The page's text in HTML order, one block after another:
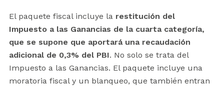
El paquete fiscal incluye larestitución del
Impuesto a las Ganancias de la cuarta categoría,
que se supone que aportará una recaudación
adicional de 0,3% del PBI. No solo se trata del
Impuesto a las Ganancias. El paquete incluye una
moratoria fiscal y un blanqueo, que también entran